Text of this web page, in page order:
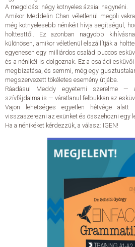
A megoldás: négy kotnyeles ázsiai nagynéni.
Amikor Meddelin Chan véletlenül megöli
még kotnyelesebb nénikéit hívja segítségül,
holttesttől. Ez azonban nagyobb
különösen, amikor véletlenül elszállítják a
egyenesen egy milliárdos család puccos
és a nénikéi is dolgoznak. Ez a családi
megbízatása, és semmi, még egy
megszervezett tökéletes esemény útjába.
Ráadásul Meddy egyetemi szerelme —
szívfájdalma is — váratlanul felbukkan az
Vajon lehetséges egyetlen hétvége alatt
visszaszerezni az exünket és összehozni egy
Ha a nénikéket kérdezzük, a válasz: IGEN!